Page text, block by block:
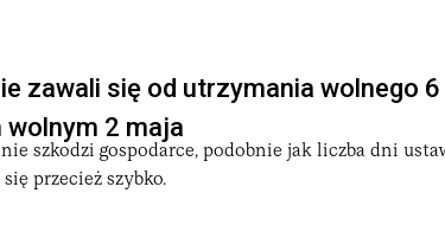
zawali się od utrzymania wolnego
wolnym 2 maja
szkodzi gospodarce, podobnie jak liczba dni
przecież szybko.